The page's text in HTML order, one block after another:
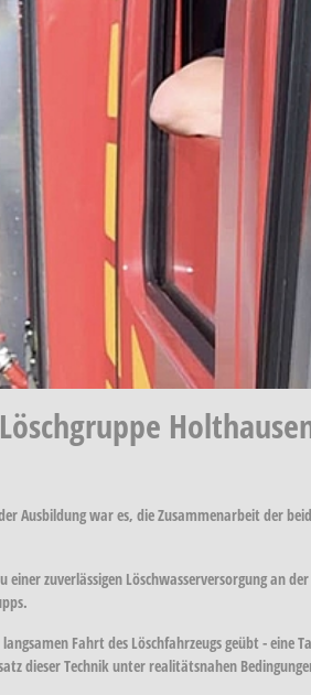
Ausbildung war es, die Zusammenarbeit der
zuverlässigen Löschwasserversorgung an
Fahrt des Löschfahrzeugs geübt - eine
dieser Technik unter realitätsnahen